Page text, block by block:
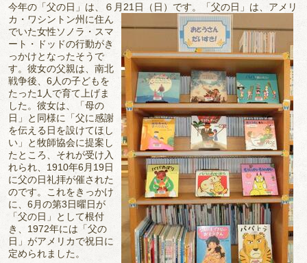
今年の「父の日」は、６月21日（日）です。「父の日」 は、アメリ
カ・ワシントン州に住ん
でいた女性ソノラ・スマ
ート・ドッドの行動がき
っかけとなったそうで
す。彼女の父親は、南北
戦争後、6人の子どもを
たった1人で育て上げま
した。彼女は、「母の
日」と同様に「父に感謝
を伝える日を設けてほし
い」と牧師協会に提案し
たところ、それが受け入
れられ、1910年6月19日
に父の日礼拝が催された
のです。これをきっかけ
に、6月の第3日曜日が
「父の日」として根付
き、1972年には「父の
日」がアメリカで祝日に
定められました。